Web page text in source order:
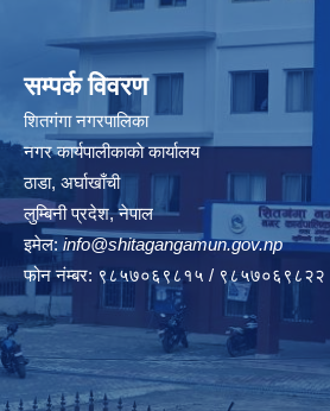
सम्पर्क विवरण
शितगंगा नगरपालिका
नगर कार्यपालीकाकाे कार्यालय
ठाडा, अर्घाखाँची
लुम्बिनी प्रदेश, नेपाल
इमेल: info@shitagangamun.gov.np
फोन नंम्बर: ९८५७०६९८१५ / ९८५७०६९८२२